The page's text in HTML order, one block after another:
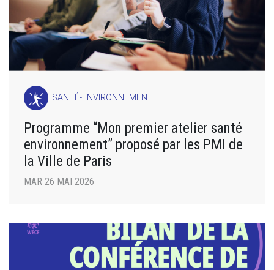
SANTÉ-ENVIRONNEMENT
Programme “Mon premier atelier santé
environnement” proposé par les PMI de
la Ville de Paris
MAR 26 MAI 2026